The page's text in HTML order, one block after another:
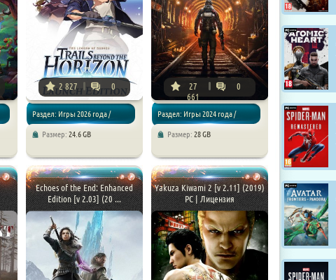
2 827 0
Раздел: Игры 2026 года /
Размер: 24.6 GB
27
661
0
Раздел: Игры 2024 года /
Размер: 28 GB
Echoes of the End: Enhanced
Edition [v 2.03] (20 ...
Yakuza Kiwami 2 [v 2.11] (2019)
PC | Лицензия